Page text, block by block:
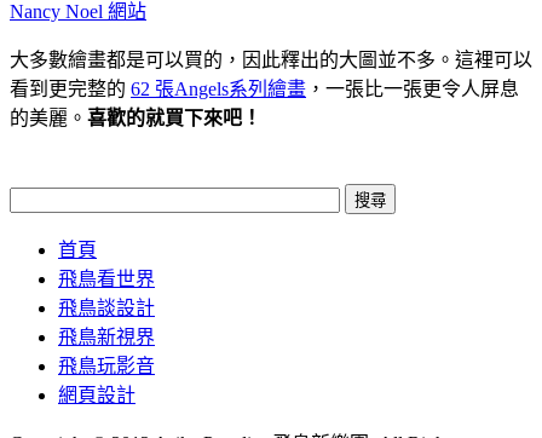
Nancy Noel 網站
大多數繪畫都是可以買的，因此釋出的大圖並不多。這裡可以
看到更完整的 62 張Angels系列繪畫 ，一張比一張更令人屏息
的美麗。 喜歡的就買下來吧！
首頁
飛鳥看世界
飛鳥談設計
飛鳥新視界
飛鳥玩影音
網頁設計